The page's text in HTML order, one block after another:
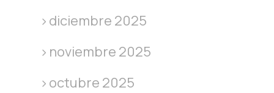
diciembre 2025
noviembre 2025
octubre 2025